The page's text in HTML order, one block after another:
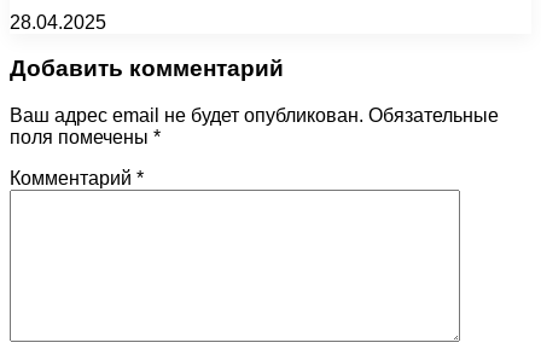
28.04.2025
Добавить комментарий
Ваш адрес email не будет опубликован. Обязательные
поля помечены *
Комментарий *